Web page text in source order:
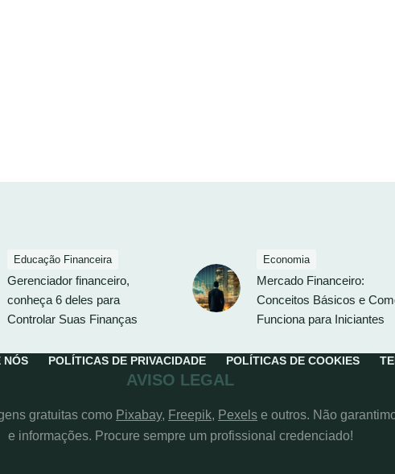
Educação Financeira
Gerenciador financeiro,
conheça 6 deles para
Controlar Suas Finanças
Economia
Mercado Financeiro:
Conceitos Básicos e
Funciona para Iniciantes
NÓS POLÍTICAS DE PRIVACIDADE POLÍTICAS DE COOKIES
AVISO LEGAL
gratuitas como Pixabay, Freepik, Pexels e outros. Não
e informações. Procure sempre um profissional credenciado!